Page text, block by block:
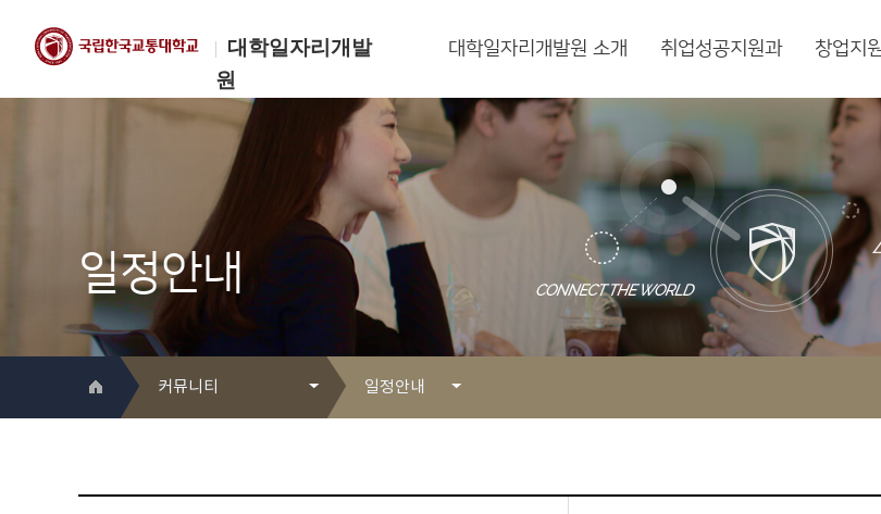
대학일자리개발
원
한국교통대학교
대학일자리개발원
대학일자리개발원 소개 취업성공지원과 창업지
일정안내
커뮤니티
취업성공지원과
일정안내
자유게시판